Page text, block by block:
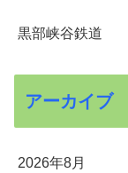
黒部峡谷鉄道
アーカイブ
2026年8月